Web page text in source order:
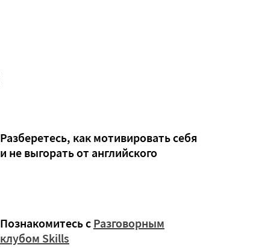
Разберетесь, как мотивировать себя
и не выгорать от английского
Познакомитесь с Разговорным
клубом Skills